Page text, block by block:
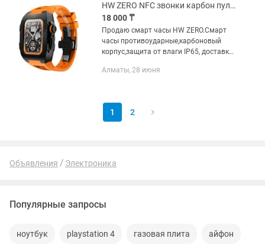
HW ZERO NFC звонки карбон пульс давление шагомер соцсети уведомления
18 000 ₸
Продаю смарт часы HW ZERO.Смарт
часы противоударные,карбоновый
корпус,защита от влаги IP65, доставка
Смарт часы мощные и стильные,
Алматы, 28 июня
1 2
Объявления Электроника
Популярные запросы
ноутбук playstation 4 газовая плита айфон